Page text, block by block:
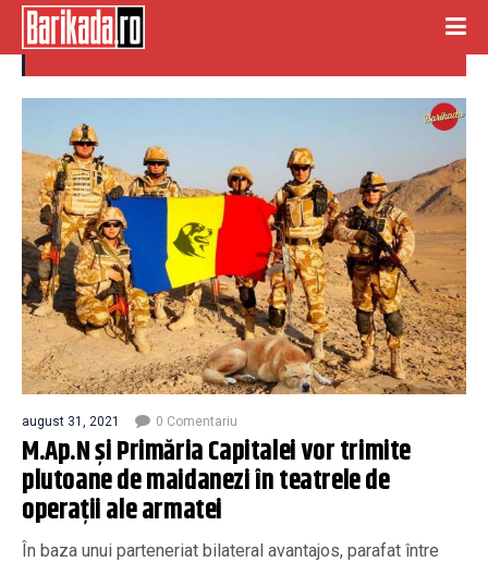
teatre de operatii
august 31, 2021 0 Comentariu
M.Ap.N și Primăria Capitalei vor trimite
plutoane de maidanezi în teatrele de
operații ale armatei
În baza unui parteneriat bilateral avantajos, parafat între